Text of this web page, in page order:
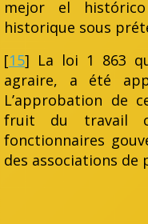
mejor el
historique sous
[15] La loi 1 863
agraire, a été
L’approbation de
fruit du travail
fonctionnaires
des associations de